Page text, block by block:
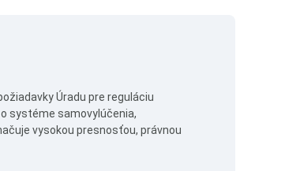
Úradu pre reguláciu
systéme samovylúčenia,
vysokou presnosťou, právnou